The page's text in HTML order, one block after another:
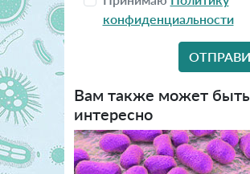
конфиденциальности
Вам также может быть
интересно